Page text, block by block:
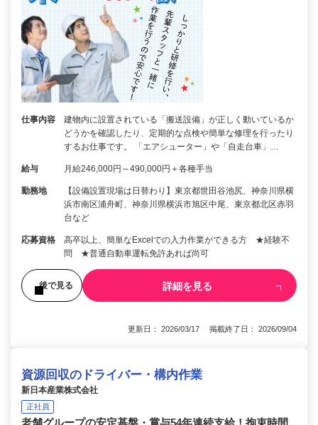
仕事内容
建物内に設置されている「搬送設備」が正しく動いているか
どうかを確認したり、定期的な点検や簡単な修理を行ったり
するお仕事です。 「エアシューター」や「自走台車」…
給与 月給246,000円～490,000円＋各種手当
勤務地
【設備設置現場は日替わり】東京都世田谷池尻、神奈川県横
浜市南区浦舟町、神奈川県横浜市旭区中尾、東京都北区赤羽
台など
応募資格
高卒以上、簡単なExcelでの入力作業ができる方 ★経験不
問 ★普通自動車運転免許あれば尚可
後で見る 詳細を見る
更新日： 2026/03/17 掲載終了日： 2026/09/04
資源回収のドライバー・構内作業
新日本産業株式会社
正社員